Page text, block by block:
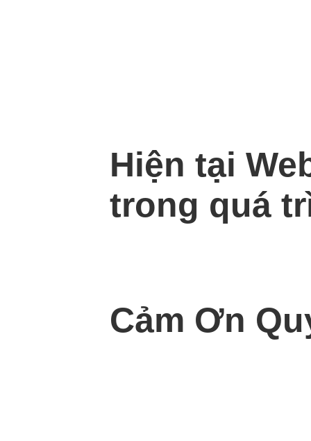
Hiện tại
trong quá
Cảm Ơn